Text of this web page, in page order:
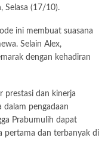
Selasa (17/10).
ini membuat suasana
Selain Alex,
dengan kehadiran
prestasi dan kinerja
pengadaan
Prabumulih dapat
pertama dan terbanyak di